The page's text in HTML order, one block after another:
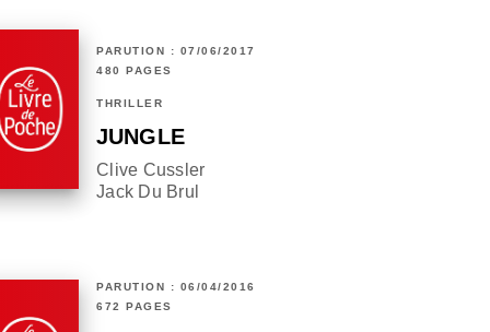
PARUTION : 07/06/2017
480 PAGES
THRILLER
JUNGLE
Clive Cussler
Jack Du Brul
PARUTION : 06/04/2016
672 PAGES